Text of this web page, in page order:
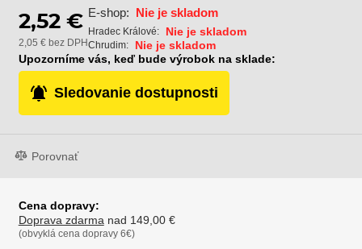
2,52 €
2,05 € bez DPH
E-shop: Nie je skladom
Hradec Králové: Nie je skladom
Chrudim:
Nie je skladom
Upozorníme vás, keď bude výrobok na sklade:
Sledovanie dostupnosti
Porovnať
Cena dopravy:
Doprava zdarmanad 149,00 €
(obvyklá cena dopravy 6€)